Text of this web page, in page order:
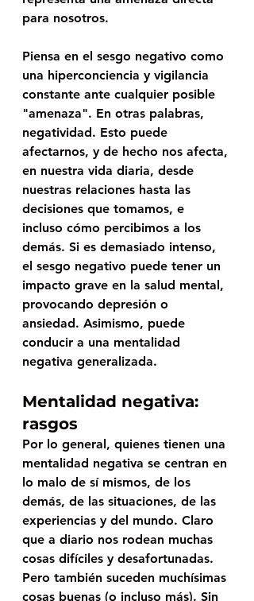
para nosotros.
Piensa en el sesgo negativo como
una hiperconciencia y vigilancia
constante ante cualquier posible
"amenaza". En otras palabras,
negatividad. Esto puede
afectarnos, y de hecho nos afecta,
en nuestra vida diaria, desde
nuestras relaciones hasta las
decisiones que tomamos, e
incluso cómo percibimos a los
demás. Si es demasiado intenso,
el sesgo negativo puede tener un
impacto grave en la salud mental,
provocando depresión o
ansiedad. Asimismo, puede
conducir a una mentalidad
negativa generalizada.
Mentalidad negativa:
rasgos
Por lo general, quienes tienen una
mentalidad negativa se centran en
lo malo de sí mismos, de los
demás, de las situaciones, de las
experiencias y del mundo. Claro
que a diario nos rodean muchas
cosas difíciles y desafortunadas.
Pero también suceden muchísimas
cosas buenas (o incluso más). Sin